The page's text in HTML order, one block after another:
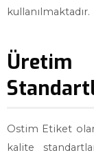
kullanılmaktadır.
Ostim Etiket
kalite